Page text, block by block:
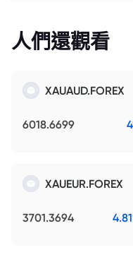
人們還觀看
XAUAUD.FOREX
6018.6699
XAUEUR.FOREX
3701.3694